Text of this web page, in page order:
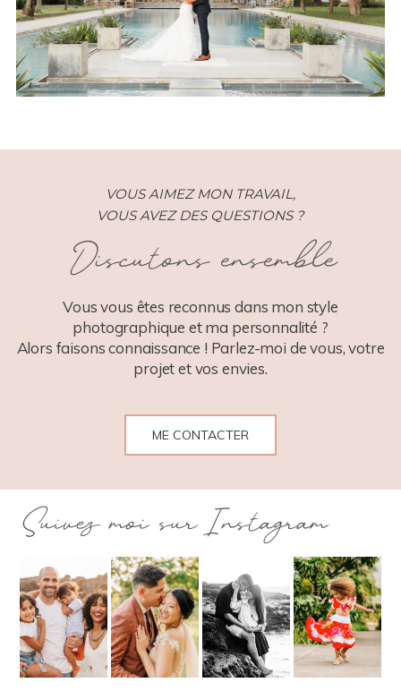
VOUS AIMEZ MON TRAVAIL,
VOUS AVEZ DES QUESTIONS ?
Discutons ensemble
Vous vous êtes reconnus dans mon style
photographique et ma personnalité ?
Alors faisons connaissance ! Parlez-moi de vous, votre
projet et vos envies.
ME CONTACTER
Suivez moi sur Instagram